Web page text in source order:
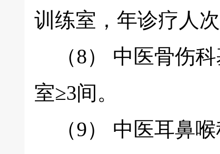
训练室，年诊疗人
（8） 中医骨伤科
室≥3间。
（9） 中医耳鼻喉